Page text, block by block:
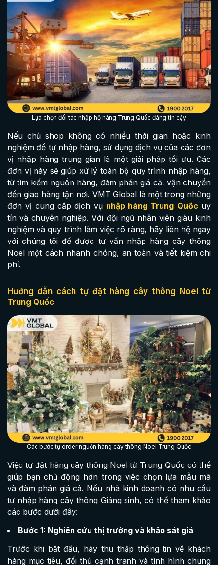
Lựa chọn đối tác nhập hộ hàng Trung Quốc đáng tin cậy
Nếu chủ shop không có nhiều thời gian hoặc kinh
nghiệm để tự nhập hàng, sử dụng dịch vụ của các đơn
vị nhập hàng trung gian là một giải pháp tối ưu. Các
đơn vị này sẽ giúp xử lý toàn bộ quy trình nhập hàng,
từ tìm kiếm nguồn hàng, đàm phán giá cả, vận chuyển
đến giao hàng tận nơi. VMT Global là một trong những
đơn vị cung cấp dịch vụ nhập hàng Trung Quốc uy
tín và chuyên nghiệp. Với đội ngũ nhân viên giàu kinh
nghiệm và quy trình làm việc rõ ràng, hãy liên hệ ngay
với chúng tôi để được tư vấn nhập hàng cây thông
Noel một cách nhanh chóng, an toàn và tiết kiệm chi
phí.
Hướng dẫn cách tự đặt hàng cây thông Noel từ
Trung Quốc
Các bước tự order nguồn hàng cây thông Noel Trung Quốc
Việc tự đặt hàng cây thông Noel từ Trung Quốc có thể
giúp bạn chủ động hơn trong việc chọn lựa mẫu mã
và đàm phán giá cả. Nếu nhà kinh doanh có nhu cầu
tự nhập hàng cây thông Giáng sinh, có thể tham khảo
các bước dưới đây:
Bước 1: Nghiên cứu thị trường và khảo sát giá
Trước khi bắt đầu, hãy thu thập thông tin về khách
hàng mục tiêu, đối thủ cạnh tranh và tình hình chung